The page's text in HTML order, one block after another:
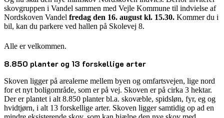
skovgruppen i Vandel sammen med Vejle Kommune til indvielse af
Nordskoven Vandel fredag den 16. august kl. 15.30. Kommer du i
bil, kan du parkere ved hallen på Skolevej 8.
Alle er velkommen.
8.850 planter og 13 forskellige arter
Skoven ligger på arealerne mellem byen og omfartsvejen, lige nord
for et nyt boligområde, som er på vej. Skoven er på cirka 3 hektar.
Der er plantet i alt 8.850 planter bl.a. skovæble, spidsløn, fyr, eg og
hvidtjørn, i alt 13 forskellige arter. Skoven ligger samtidig op ad en